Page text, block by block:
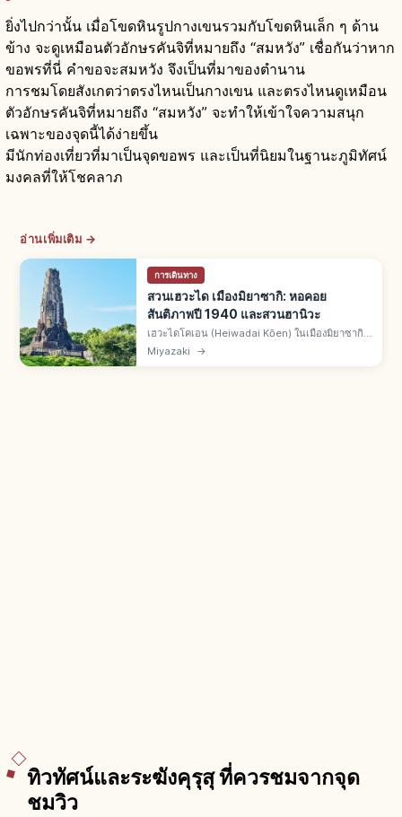
ยิ่งไปกว่านั้น เมื่อโขดหินรูปกางเขนรวมกับโขดหินเล็ก ๆ ด้าน
ข้าง จะดูเหมือนตัวอักษรคันจิที่หมายถึง “สมหวัง” เชื่อกันว่าหาก
ขอพรที่นี่ คำขอจะสมหวัง จึงเป็นที่มาของตำนาน
การชมโดยสังเกตว่าตรงไหนเป็นกางเขน และตรงไหนดูเหมือน
ตัวอักษรคันจิที่หมายถึง “สมหวัง” จะทำให้เข้าใจความสนุก
เฉพาะของจุดนี้ได้ง่ายขึ้น
มีนักท่องเที่ยวที่มาเป็นจุดขอพร และเป็นที่นิยมในฐานะภูมิทัศน์
มงคลที่ให้โชคลาภ
อ่านเพิ่มเติม →
การเดินทาง
สวนเฮวะได เมืองมิยาซากิ: หอคอย
สันติภาพปี 1940 และสวนฮานิวะ
เฮวะไดโคเอน (Heiwadai Kōen) ในเมืองมิยาซากิ
จ.มิยาซากิ สวนสาธารณะบนที่สูงมองเห็นเมืองและ
ทะเล สัญลักษณ์คือหอคอยสันติภาพ (Heiwa no Tō)
Miyazaki →
ทิวทัศน์และระฆังคุรุสุ ที่ควรชมจากจุด
ชมวิว